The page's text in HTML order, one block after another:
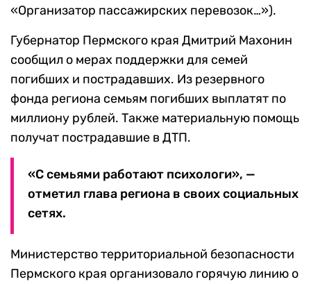
«Организатор пассажирских перевозок…»).
Губернатор Пермского края Дмитрий Махонин
сообщил о мерах поддержки для семей
погибших и пострадавших. Из резервного
фонда региона семьям погибших выплатят по
миллиону рублей. Также материальную помощь
получат пострадавшие в ДТП.
«С семьями работают психологи», —
отметил глава региона в своих социальных
сетях.
Министерство территориальной безопасности
Пермского края организовало горячую линию о